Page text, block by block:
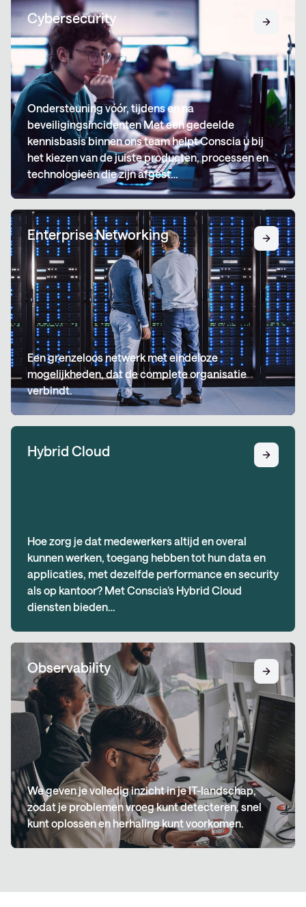
Cybersecurity
Ondersteuning vóór, tijdens en na
beveiligingsincidenten Met een gedeelde
kennisbasis binnen ons team helpt Conscia u bij
het kiezen van de juiste producten, processen en
technologieën die zijn afgest…
Enterprise Networking
Een grenzeloos netwerk met eindeloze
mogelijkheden, dat de complete organisatie
verbindt.
Hybrid Cloud
Hoe zorg je dat medewerkers altijd en overal
kunnen werken, toegang hebben tot hun data en
applicaties, met dezelfde performance en security
als op kantoor? Met Conscia’s Hybrid Cloud
diensten bieden…
Observability
We geven je volledig inzicht in je IT-landschap,
zodat je problemen vroeg kunt detecteren, snel
kunt oplossen en herhaling kunt voorkomen.